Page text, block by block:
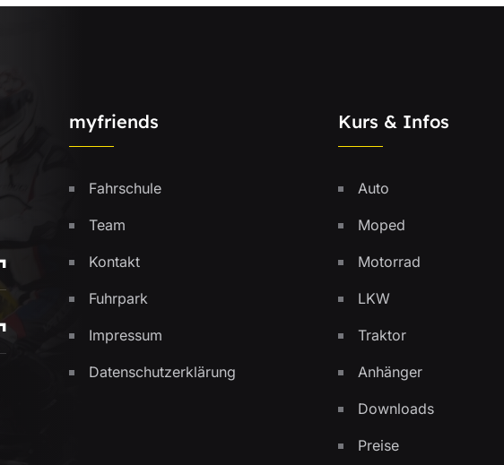
myfriends
Fahrschule
Team
Kontakt
Fuhrpark
Impressum
Datenschutzerklärung
Kurs & Infos
Auto
Moped
Motorrad
LKW
Traktor
Anhänger
Downloads
Preise